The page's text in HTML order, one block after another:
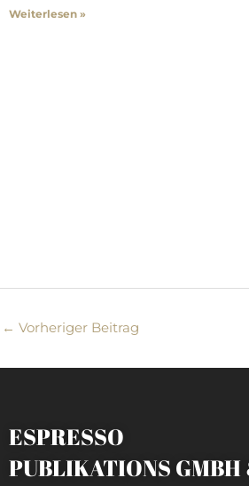
Weiterlesen »
← Vorheriger Beitrag
ESPRESSO
PUBLIKATIONS GMBH